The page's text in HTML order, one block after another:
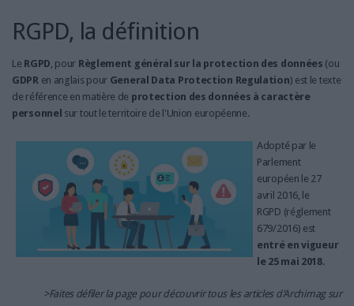
LES NEWSLETTERS
LES GUIDES PRATIQUES
LES BASES DE DONNÉES
L'AGENDA
L'ANNUAIRE DES ACTEURS
LES LIVRES BLANCS
LES SUPPLÉMENTS
NOS OFFRES D'ABONNEMENTS
RGPD, la définition
Le RGPD, pour Règlement général sur la protection des données (ou
GDPR en anglais pour General Data Protection Regulation) est le texte
de référence en matière de protection des données à caractère
personnel sur tout le territoire de l'Union européenne.
Adopté par le
Parlement
européen le 27
avril 2016, le
RGPD (réglement
679/2016) est
entré en vigueur
le 25 mai 2018.
>Faites défiler la page pour découvrir tous les articles d'Archimag sur